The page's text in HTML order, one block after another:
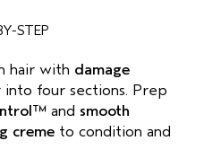
STEP
hair with damage
four sections. Prep
and smooth
creme to condition and